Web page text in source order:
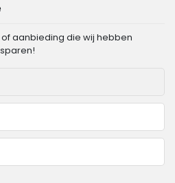
aanbieding die wij hebben